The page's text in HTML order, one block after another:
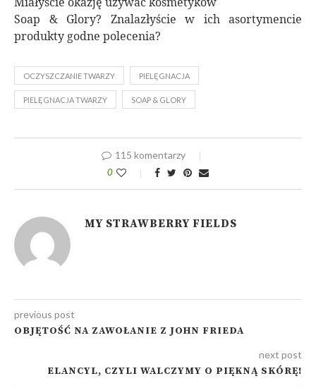
Soap & Glory? Znalazłyście w ich asortymencie
produkty godne polecenia?
OCZYSZCZANIE TWARZY PIELĘGNACJA
PIELĘGNACJA TWARZY SOAP & GLORY
115 komentarzy
0
MY STRAWBERRY FIELDS
previous post
OBJĘTOŚĆ NA ZAWOŁANIE Z JOHN FRIEDA
next post
ELANCYL, CZYLI WALCZYMY O PIĘKNĄ SKÓRĘ!